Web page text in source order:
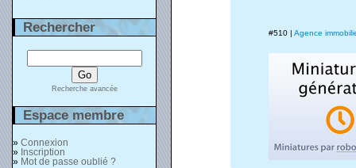
Rechercher
Recherche avancée
Espace membre
» Connexion
» Inscription
» Mot de passe oublié ?
#510 | Agence